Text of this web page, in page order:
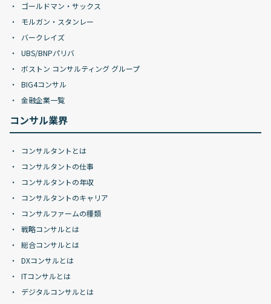
ゴールドマン・サックス
モルガン・スタンレー
バークレイズ
UBS/BNPパリバ
ボストン コンサルティング グループ
BIG4コンサル
金融企業一覧
コンサル業界
コンサルタントとは
コンサルタントの仕事
コンサルタントの年収
コンサルタントのキャリア
コンサルファームの種類
戦略コンサルとは
総合コンサルとは
DXコンサルとは
ITコンサルとは
デジタルコンサルとは